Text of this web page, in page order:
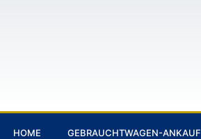
HOME GEBRAUCHTWAGEN-ANKAUF